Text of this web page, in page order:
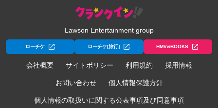
Lawson Entertainment group
ローチケ ローチケ[旅行] HMV&BOOKS
会社概要 サイトポリシー 利用規約 採用情報
お問い合わせ 個人情報保護方針
個人情報の取扱いに関する公表事項及び同意事項